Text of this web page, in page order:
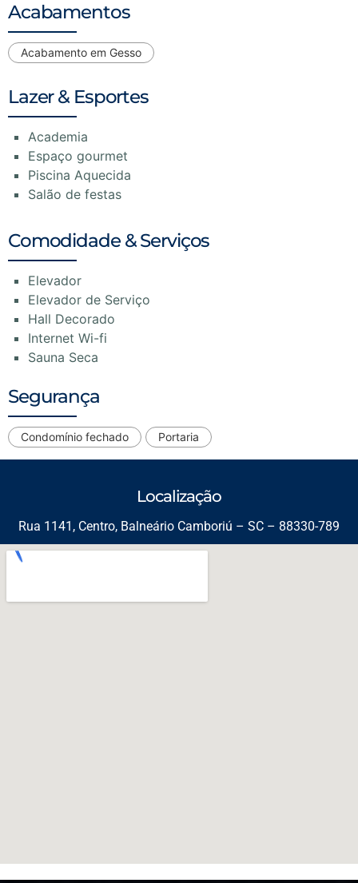
Acabamentos
Acabamento em Gesso
Lazer & Esportes
Academia
Espaço gourmet
Piscina Aquecida
Salão de festas
Comodidade & Serviços
Elevador
Elevador de Serviço
Hall Decorado
Internet Wi-fi
Sauna Seca
Segurança
Condomínio fechado Portaria
Localização
Rua 1141, Centro, Balneário Camboriú – SC – 88330-789